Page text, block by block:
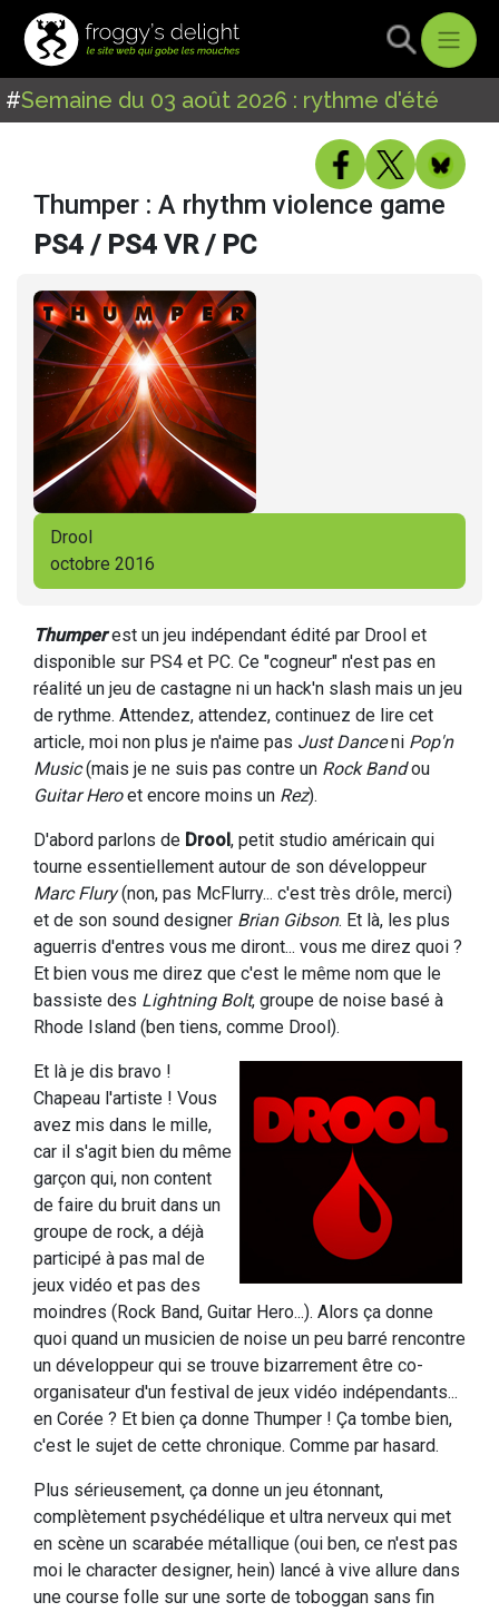
#Semaine du 03 août 2026 : rythme d'été
Thumper : A rhythm violence game
PS4 / PS4 VR / PC
Drool
octobre 2016
Thumperest un jeu indépendant édité par Drool et
disponible sur PS4 et PC. Ce "cogneur" n'est pas en
réalité un jeu de castagne ni un hack'n slash mais un jeu
de rythme. Attendez, attendez, continuez de lire cet
article, moi non plus je n'aime pas Just Danceni Pop'n
Music(mais je ne suis pas contre un Rock Bandou
Guitar Heroet encore moins un Rez).
D'abord parlons de Drool, petit studio américain qui
tourne essentiellement autour de son développeur
Marc Flury(non, pas McFlurry... c'est très drôle, merci)
et de son sound designer Brian Gibson. Et là, les plus
aguerris d'entres vous me diront... vous me direz quoi ?
Et bien vous me direz que c'est le même nom que le
bassiste des Lightning Bolt, groupe de noise basé à
Rhode Island (ben tiens, comme Drool).
Et là je dis bravo !
Chapeau l'artiste ! Vous
avez mis dans le mille,
car il s'agit bien du même
garçon qui, non content
de faire du bruit dans un
groupe de rock, a déjà
participé à pas mal de
jeux vidéo et pas des
moindres (Rock Band, Guitar Hero...). Alors ça donne
quoi quand un musicien de noise un peu barré rencontre
un développeur qui se trouve bizarrement être co-
organisateur d'un festival de jeux vidéo indépendants...
en Corée ? Et bien ça donne Thumper ! Ça tombe bien,
c'est le sujet de cette chronique. Comme par hasard.
Plus sérieusement, ça donne un jeu étonnant,
complètement psychédélique et ultra nerveux qui met
en scène un scarabée métallique (oui ben, ce n'est pas
moi le character designer, hein) lancé à vive allure dans
une course folle sur une sorte de toboggan sans fin